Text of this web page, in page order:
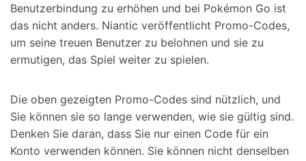
Benutzerbindung zu erhöhen und bei Pokémon Go ist
das nicht anders. Niantic veröffentlicht Promo-Codes,
um seine treuen Benutzer zu belohnen und sie zu
ermutigen, das Spiel weiter zu spielen.
Die oben gezeigten Promo-Codes sind nützlich, und
Sie können sie so lange verwenden, wie sie gültig sind.
Denken Sie daran, dass Sie nur einen Code für ein
Konto verwenden können. Sie können nicht denselben